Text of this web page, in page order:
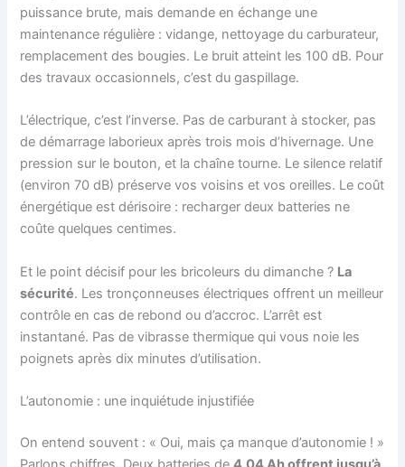
puissance brute, mais demande en échange une
maintenance régulière : vidange, nettoyage du carburateur,
remplacement des bougies. Le bruit atteint les 100 dB. Pour
des travaux occasionnels, c’est du gaspillage.
L’électrique, c’est l’inverse. Pas de carburant à stocker, pas
de démarrage laborieux après trois mois d’hivernage. Une
pression sur le bouton, et la chaîne tourne. Le silence relatif
(environ 70 dB) préserve vos voisins et vos oreilles. Le coût
énergétique est dérisoire : recharger deux batteries ne
coûte quelques centimes.
Et le point décisif pour les bricoleurs du dimanche ? La
sécurité. Les tronçonneuses électriques offrent un meilleur
contrôle en cas de rebond ou d’accroc. L’arrêt est
instantané. Pas de vibrasse thermique qui vous noie les
poignets après dix minutes d’utilisation.
L’autonomie : une inquiétude injustifiée
On entend souvent : « Oui, mais ça manque d’autonomie ! »